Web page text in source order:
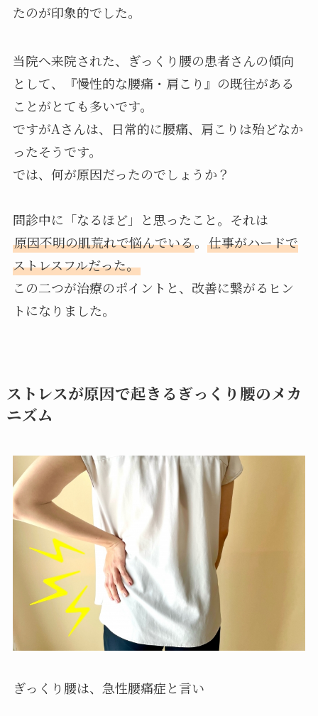
たのが印象的でした。
当院へ来院された、ぎっくり腰の患者さんの傾向
として、『慢性的な腰痛・肩こり』の既往がある
ことがとても多いです。
ですがAさんは、日常的に腰痛、肩こりは殆どなか
ったそうです。
では、何が原因だったのでしょうか？
問診中に「なるほど」と思ったこと。それは
原因不明の肌荒れで悩んでいる。 仕事がハードで
ストレスフルだった。
この二つが治療のポイントと、改善に繋がるヒン
トになりました。
ストレスが原因で起きるぎっくり腰のメカ
ニズム
ぎっくり腰は、急性腰痛症と言い